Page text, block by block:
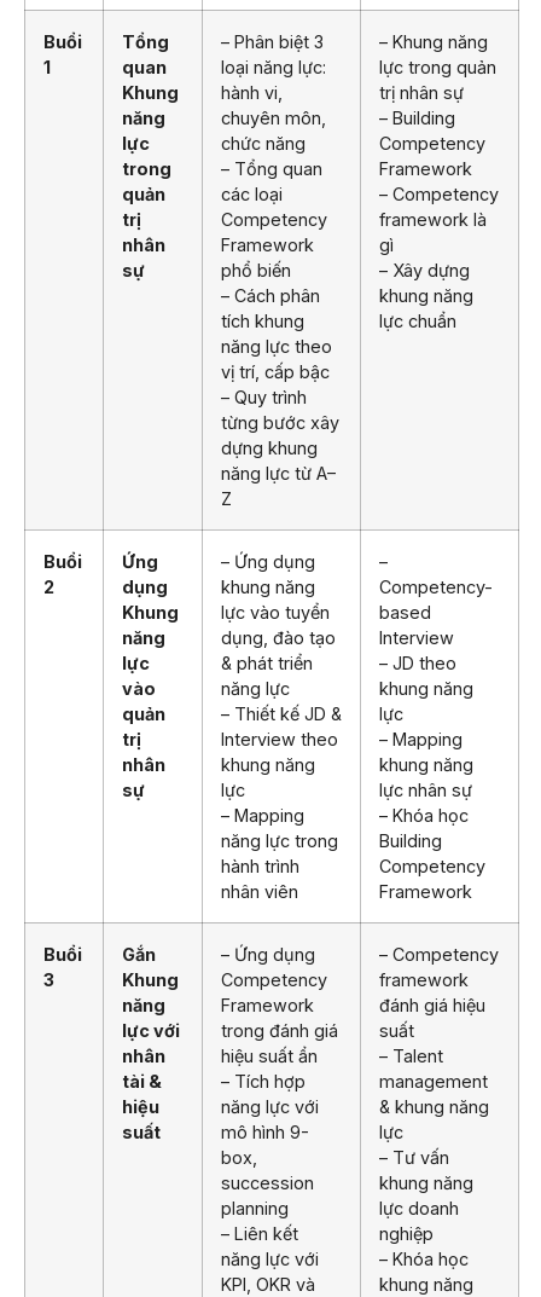
Buổi
1
Tổng
quan
Khung
năng
lực
trong
quản
trị
nhân
sự
– Phân biệt 3
loại năng lực:
hành vi,
chuyên môn,
chức năng
– Tổng quan
các loại
Competency
Framework
phổ biến
– Cách phân
tích khung
năng lực theo
vị trí, cấp bậc
– Quy trình
từng bước xây
dựng khung
năng lực từ A–
Z
– Khung năng
lực trong quản
trị nhân sự
– Building
Competency
Framework
– Competency
framework là
gì
– Xây dựng
khung năng
lực chuẩn
Buổi
2
Ứng
dụng
Khung
năng
lực
vào
quản
trị
nhân
sự
– Ứng dụng
khung năng
lực vào tuyển
dụng, đào tạo
& phát triển
năng lực
– Thiết kế JD &
Interview theo
khung năng
lực
– Mapping
năng lực trong
hành trình
nhân viên
–
Competency-
based
Interview
– JD theo
khung năng
lực
– Mapping
khung năng
lực nhân sự
– Khóa học
Building
Competency
Framework
Buổi
3
Gắn
Khung
năng
lực với
nhân
tài &
hiệu
suất
– Ứng dụng
Competency
Framework
trong đánh giá
hiệu suất ẩn
– Tích hợp
năng lực với
mô hình 9-
box,
succession
planning
– Liên kết
năng lực với
KPI, OKR và
– Competency
framework
đánh giá hiệu
suất
– Talent
management
& khung năng
lực
– Tư vấn
khung năng
lực doanh
nghiệp
– Khóa học
khung năng